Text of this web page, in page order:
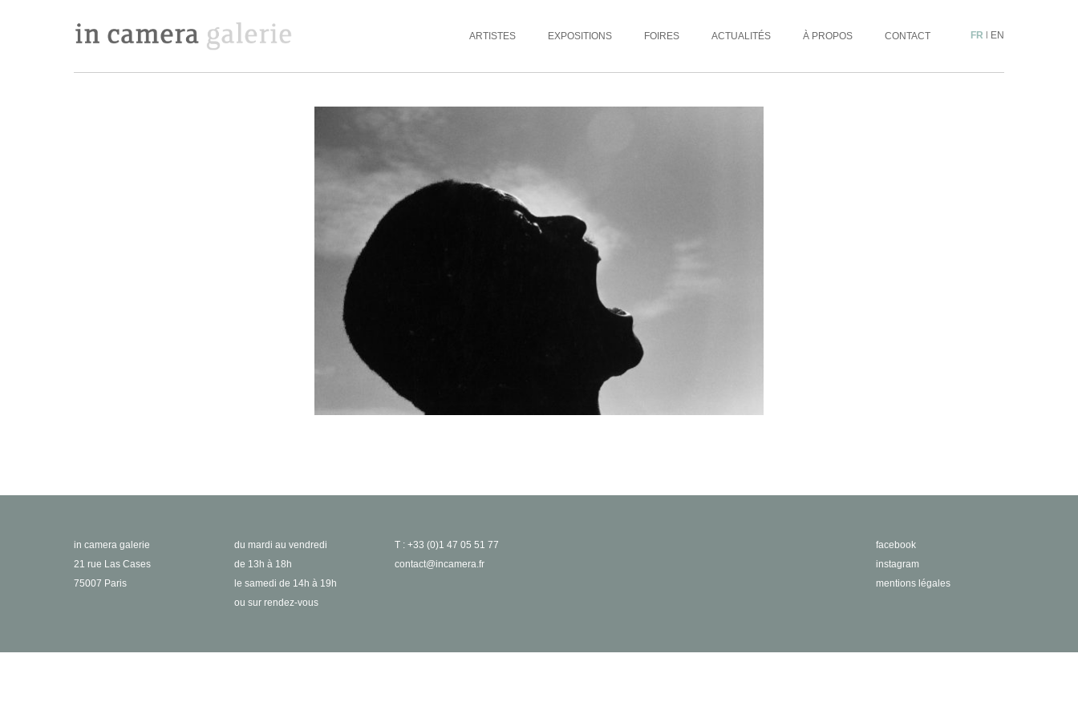
ARTISTES EXPOSITIONS FOIRES ACTUALITÉS À PROPOS CONTACT FR | EN
in camera galerie
21 rue Las Cases
75007 Paris
du mardi au vendredi
de 13h à 18h
le samedi de 14h à 19h
ou sur rendez-vous
T : +33 (0)1 47 05 51 77
contact@incamera.fr
facebook
instagram
mentions légales